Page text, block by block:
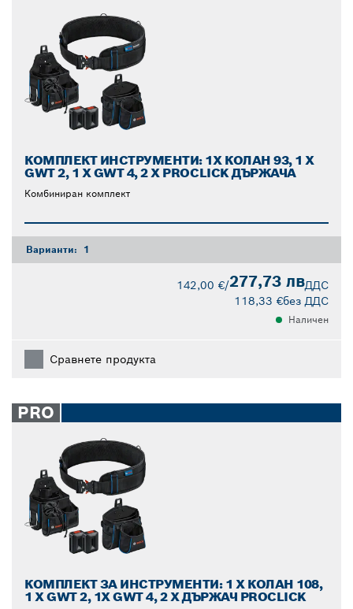
КОМПЛЕКТ ИНСТРУМЕНТИ: 1X КОЛАН 93, 1 X
GWT 2, 1 X GWT 4, 2 X PROCLICK ДЪРЖАЧА
Комбиниран комплект
Варианти: 1
142,00 €/277,73 лвДДС
118,33 €без ДДС
Наличен
Сравнете продукта
PRO
КОМПЛЕКТ ЗА ИНСТРУМЕНТИ: 1 X КОЛАН 108,
1 X GWT 2, 1X GWT 4, 2 X ДЪРЖАЧ PROCLICK